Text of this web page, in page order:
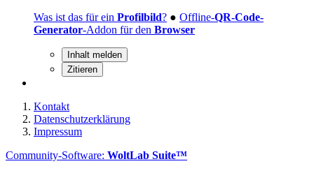
Was ist das für ein Profilbild? ● Offline-QR-Code-
Generator-Addon für den Browser
Inhalt melden
Zitieren
Kontakt
Datenschutzerklärung
Impressum
Community-Software: WoltLab Suite™